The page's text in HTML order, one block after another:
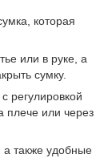
которая
или в руке, а
сумку.
регулировкой
плече или через
а также удобные